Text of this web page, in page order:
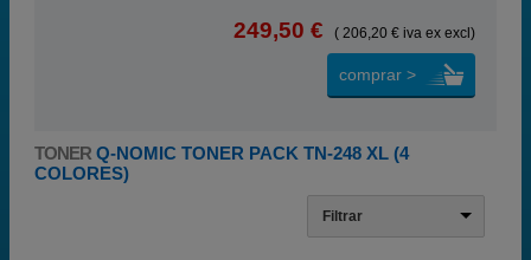
249,50 € ( 206,20 € iva ex excl)
comprar >
TONER Q-NOMIC TONER PACK TN-248 XL (4
COLORES)
Filtrar